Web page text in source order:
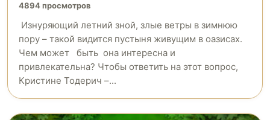
4894 просмотров
Изнуряющий летний зной, злые ветры в зимнюю
пору – такой видится пустыня живущим в оазисах.
Чем может быть она интересна и
привлекательна? Чтобы ответить на этот вопрос,
Кристине Тодерич –...